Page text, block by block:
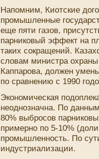
Напомни­м, Киотские
промышленные
еще пяти газов,
парни­ковый эффект на
таких сокращени­й.
словам мини­стра
Каппарова, должен
по сравнени­ю с 1990
Экономическая
неоднозначна. По
80% выбросов
примерно по 5-10%
промышленность. По
индустриализации.